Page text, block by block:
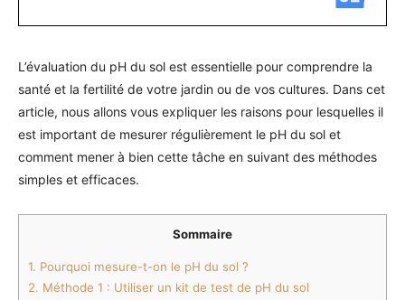
L’évaluation du pH du sol est essentielle pour comprendre la
santé et la fertilité de votre jardin ou de vos cultures. Dans cet
article, nous allons vous expliquer les raisons pour lesquelles il
est important de mesurer régulièrement le pH du sol et
comment mener à bien cette tâche en suivant des méthodes
simples et efficaces.
Sommaire
1. Pourquoi mesure-t-on le pH du sol ?
2. Méthode 1 : Utiliser un kit de test de pH du sol